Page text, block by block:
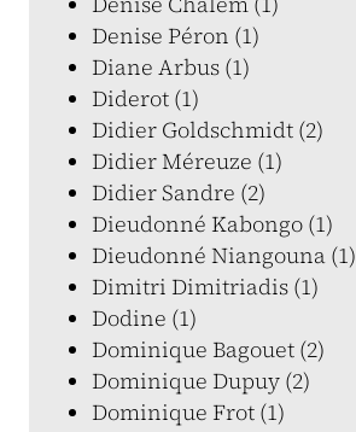
Denise Péron (1)
Diane Arbus (1)
Diderot (1)
Didier Goldschmidt (2)
Didier Méreuze (1)
Didier Sandre (2)
Dieudonné Kabongo (1)
Dieudonné Niangouna (1)
Dimitri Dimitriadis (1)
Dodine (1)
Dominique Bagouet (2)
Dominique Dupuy (2)
Dominique Frot (1)